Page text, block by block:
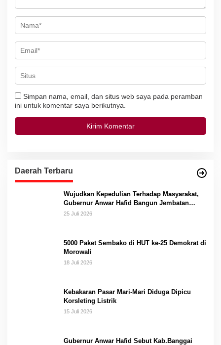
Simpan nama, email, dan situs web saya pada peramban
ini untuk komentar saya berikutnya.
Daerah Terbaru
Wujudkan Kepedulian Terhadap Masyarakat,
Gubernur Anwar Hafid Bangun Jembatan
Gantung Masungkang dengan Dana Pribadi
25 Juli 2026
5000 Paket Sembako di HUT ke-25 Demokrat di
Morowali
18 Juli 2026
Kebakaran Pasar Mari-Mari Diduga Dipicu
Korsleting Listrik
15 Juli 2026
Gubernur Anwar Hafid Sebut Kab.Banggai